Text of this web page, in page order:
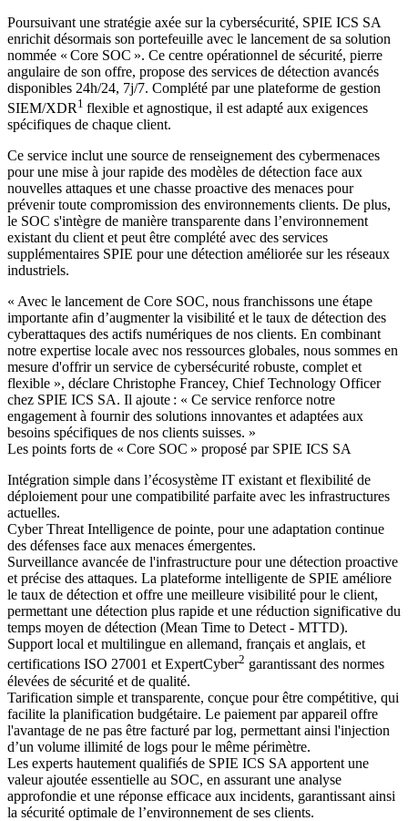
Poursuivant une stratégie axée sur la cybersécurité, SPIE ICS SA
enrichit désormais son portefeuille avec le lancement de sa solution
nommée « Core SOC ». Ce centre opérationnel de sécurité, pierre
angulaire de son offre, propose des services de détection avancés
disponibles 24h/24, 7j/7. Complété par une plateforme de gestion
SIEM/XDR 1 flexible et agnostique, il est adapté aux exigences
spécifiques de chaque client.
Ce service inclut une source de renseignement des cybermenaces
pour une mise à jour rapide des modèles de détection face aux
nouvelles attaques et une chasse proactive des menaces pour
prévenir toute compromission des environnements clients. De plus,
le SOC s'intègre de manière transparente dans l’environnement
existant du client et peut être complété avec des services
supplémentaires SPIE pour une détection améliorée sur les réseaux
industriels.
« Avec le lancement de Core SOC, nous franchissons une étape
importante afin d’augmenter la visibilité et le taux de détection des
cyberattaques des actifs numériques de nos clients. En combinant
notre expertise locale avec nos ressources globales, nous sommes en
mesure d'offrir un service de cybersécurité robuste, complet et
flexible », déclare Christophe Francey, Chief Technology Officer
chez SPIE ICS SA. Il ajoute : « Ce service renforce notre
engagement à fournir des solutions innovantes et adaptées aux
besoins spécifiques de nos clients suisses. »
Les points forts de « Core SOC » proposé par SPIE ICS SA
Intégration simple dans l’écosystème IT existant et flexibilité de
déploiement pour une compatibilité parfaite avec les infrastructures
actuelles.
Cyber Threat Intelligence de pointe, pour une adaptation continue
des défenses face aux menaces émergentes.
Surveillance avancée de l'infrastructure pour une détection proactive
et précise des attaques. La plateforme intelligente de SPIE améliore
le taux de détection et offre une meilleure visibilité pour le client,
permettant une détection plus rapide et une réduction significative du
temps moyen de détection (Mean Time to Detect - MTTD).
Support local et multilingue en allemand, français et anglais, et
certifications ISO 27001 et ExpertCyber2 garantissant des normes
élevées de sécurité et de qualité.
Tarification simple et transparente, conçue pour être compétitive, qui
facilite la planification budgétaire. Le paiement par appareil offre
l'avantage de ne pas être facturé par log, permettant ainsi l'injection
d’un volume illimité de logs pour le même périmètre.
Les experts hautement qualifiés de SPIE ICS SA apportent une
valeur ajoutée essentielle au SOC, en assurant une analyse
approfondie et une réponse efficace aux incidents, garantissant ainsi
la sécurité optimale de l’environnement de ses clients.